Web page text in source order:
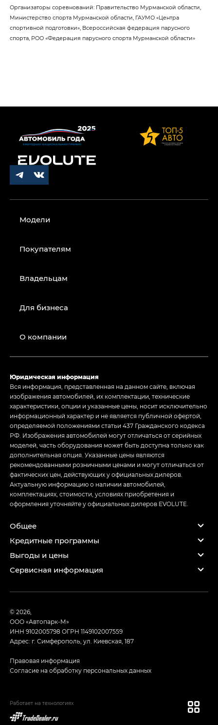
Организаторы соревнований: Правительство Мурманской области,
Министерство спорта Мурманской области, ГАУМО «Центра
спортивной подготовки», Всероссийская федерация парусного
спорта, РОО «Федерация парусного спорта Мурманской области»
Модели
Покупателям
Владельцам
Для бизнеса
О компании
Юридическая информация
Вся информация, представленная на данном сайте, включая
изображения автомобилей, их комплектации, технические
характеристики, опции и указанные цены, носит исключительно
информационный характер и не является публичной офертой,
определяемой положениями статьи 437 Гражданского кодекса
РФ. Изображения автомобилей могут отличаться от серийных
моделей, часть оборудования может быть доступна только как
дополнительная опция. Указанные цены являются
рекомендованными розничными ценами и могут отличаться от
фактических цен, действующих у официальных дилеров.
Актуальную информацию о наличии автомобилей,
комплектациях, стоимости, условиях приобретения и
оформления уточняйте у официальных дилеров EVOLUTE.
Общее
Кредитные программы
Выгоды и цены
Сервисная информация
© 2026,
ООО «Автопарк-М»
ИНН 9102005798 ОГРН 1149102007559
Адрес: г. Симферополь, ул. Киевская, 187
Правовая информация
Согласие на обработку персональных данных
Работает на технологиях